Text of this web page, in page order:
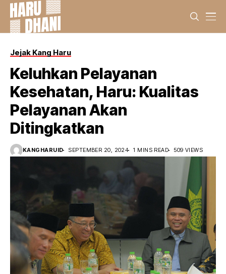
Jejak Kang Haru
Keluhkan Pelayanan
Kesehatan, Haru: Kualitas
Pelayanan Akan
Ditingkatkan
KANGHARUID SEPTEMBER 20, 2024 1 MINS READ 509 VIEWS